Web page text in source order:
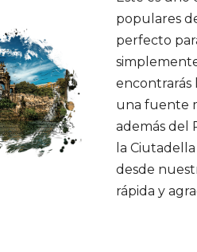
populares
perfecto
encontrarás
una fuente
además del
la
desde
rápida y